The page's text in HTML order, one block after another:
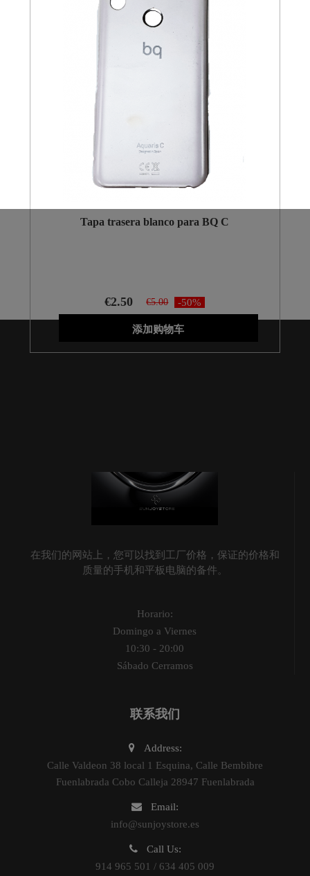
Tapa trasera blanco para BQ C
€2.50 €5.00 -50%
添加购物车
在我们的网站上，您可以找到工厂价格，保证的价格和
质量的手机和平板电脑的备件。
Horario:
Domingo a Viernes
10:30 - 20:00
Sábado Cerramos
联系我们
Address:
Calle Valdeon 38 local 1 Esquina, Calle Bembibre
Fuenlabrada Cobo Calleja 28947 Fuenlabrada
Email:
info@sunjoystore.es
Call Us:
914 965 501 / 634 405 009